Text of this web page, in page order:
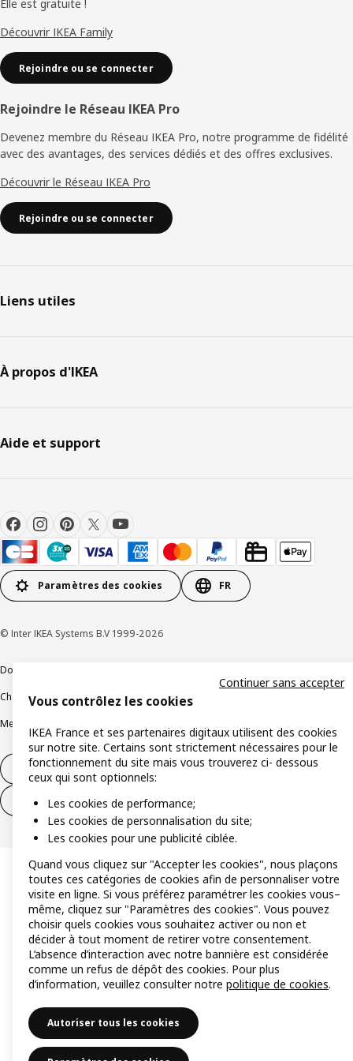
et pratique qui libère de l'espace sur le plateau. Vous
main. » En combinant des détails fonctionnels et un
espace de rangement pratique, la série permet de garder
la salle de bain en ordre. Vous aurez ainsi l'impression de
Elle est gratuite !
Découvrir IKEA Family
Rejoindre ou se connecter
Rejoindre le Réseau IKEA Pro
Devenez membre du Réseau IKEA Pro, notre programme de fidélité
avec des avantages, des services dédiés et des offres exclusives.
Découvrir le Réseau IKEA Pro
Rejoindre ou se connecter
Liens utiles
À propos d'IKEA
Aide et support
Paramètres des cookies FR
© Inter IKEA Systems B.V 1999-2026
Documents juridiques et informations légales
Charte de protection des donnéesPolitique relative aux cookies
Mentions légales
Formulaire de rétractation – produits
Formulaire de rétractation – services
Vous contrôlez les cookies
IKEA France et ses partenaires digitaux utilisent des cookies
sur notre site. Certains sont strictement nécessaires pour le
fonctionnement du site mais vous trouverez ci- dessous
ceux qui sont optionnels:
Les cookies de performance;
Les cookies de personnalisation du site;
Les cookies pour une publicité ciblée.
Quand vous cliquez sur "Accepter les cookies", nous plaçons
toutes ces catégories de cookies afin de personnaliser votre
visite en ligne. Si vous préférez paramétrer les cookies vous–
même, cliquez sur "Paramètres des cookies". Vous pouvez
choisir quels cookies vous souhaitez activer ou non et
décider à tout moment de retirer votre consentement.
L’absence d’interaction avec notre bannière est considérée
comme un refus de dépôt des cookies. Pour plus
d’information, veuillez consulter notre politique de cookies.
Autoriser tous les cookies
Continuer sans accepter